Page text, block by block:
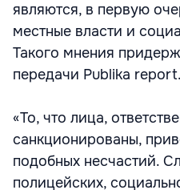
являются, в первую
местные власти и
Такого мнения
передачи Publika report.
«То, что лица,
санкционированы,
подобных несчастий.
полицейских,